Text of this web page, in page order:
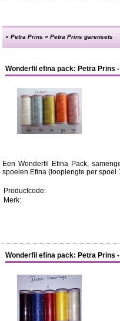
»Petra Prins »Petra Prins garensets
Wonderfil efina pack: Petra Prins
Een Wonderfil Efina Pack,
spoelen Efina (looplengte per spoel
Productcode:
Merk:
Wonderfil efina pack: Petra Prins